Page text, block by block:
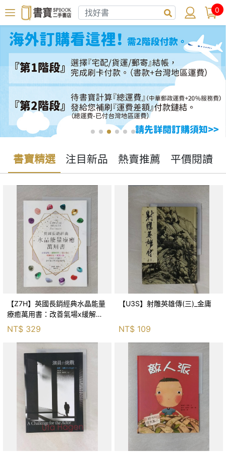
0
書寶精選 注目新品 熱賣推薦 平價閱讀
【Z7H】英國長銷經典水晶能量
療癒萬用書：改善氣場x緩解疼
痛x穩定身心x增加財富x促進人
緣，250種水晶礦石給你最完整
的生活對策_菲利
NT$ 329
【U3S】射雕英雄傳(三)_金庸
NT$ 109